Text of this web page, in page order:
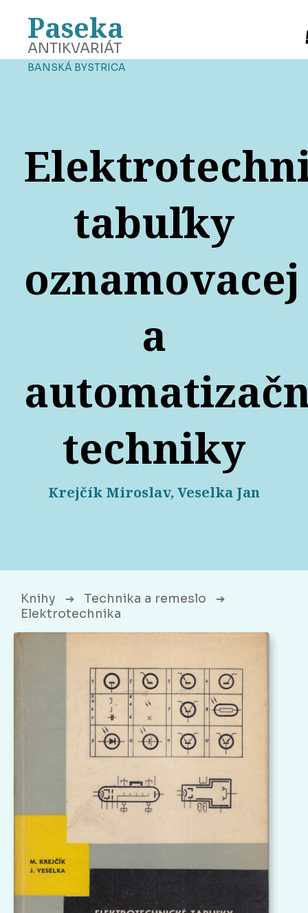
Paseka
ANTIKVARIÁT
BANSKÁ BYSTRICA
tabuľky
oznamovacej
a
techniky
Krejčík Miroslav, Veselka Jan
Knihy ➔ Technika a remeslo ➔
Elektrotechnika